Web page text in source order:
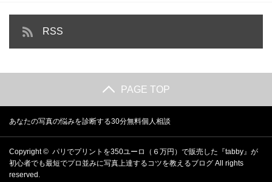
RSS
PAGE TOP
あなたの写真の悩みを診断する30分無料個人相談
Copyright © パリでプリントを350ユーロ（６万円）で販売した『tabby』が
初心者でも最短でプロ並みに写真上達するコツを教えるブログ All rights
reserved.